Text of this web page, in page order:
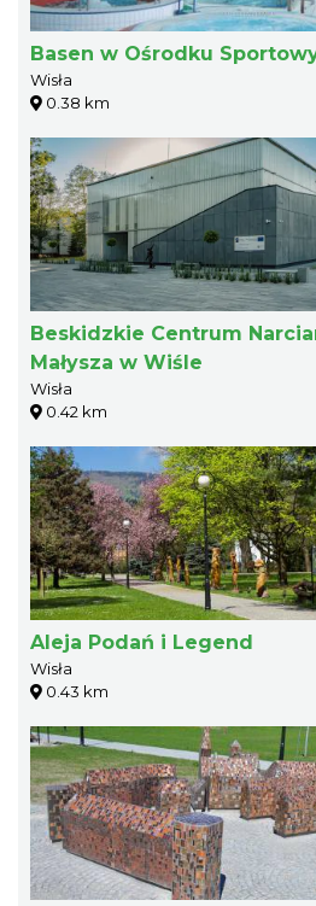
Basen w Ośrodku
Wisła
0.38 km
Beskidzkie Centrum
Małysza w Wiśle
Wisła
0.42 km
Aleja Podań i Legend
Wisła
0.43 km